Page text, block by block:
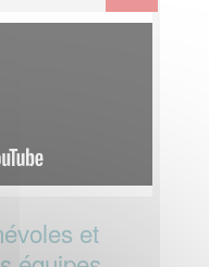
et